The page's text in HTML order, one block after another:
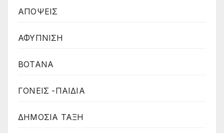
ΑΠΟΨΕΙΣ
ΑΦΥΠΝΙΣΗ
ΒΟΤΑΝΑ
ΓΟΝΕΙΣ -ΠΑΙΔΙΑ
ΔΗΜΟΣΙΑ ΤΑΞΗ